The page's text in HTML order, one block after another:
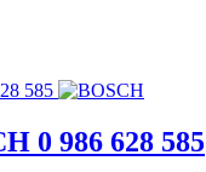
0 986 628 585